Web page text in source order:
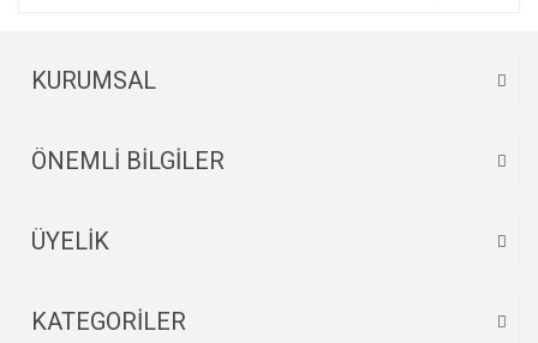
Ürün fiyatı diğer sitelerden daha pahalı.
KURUMSAL
ÖNEMLİ BİLGİLER
ÜYELİK
KATEGORİLER